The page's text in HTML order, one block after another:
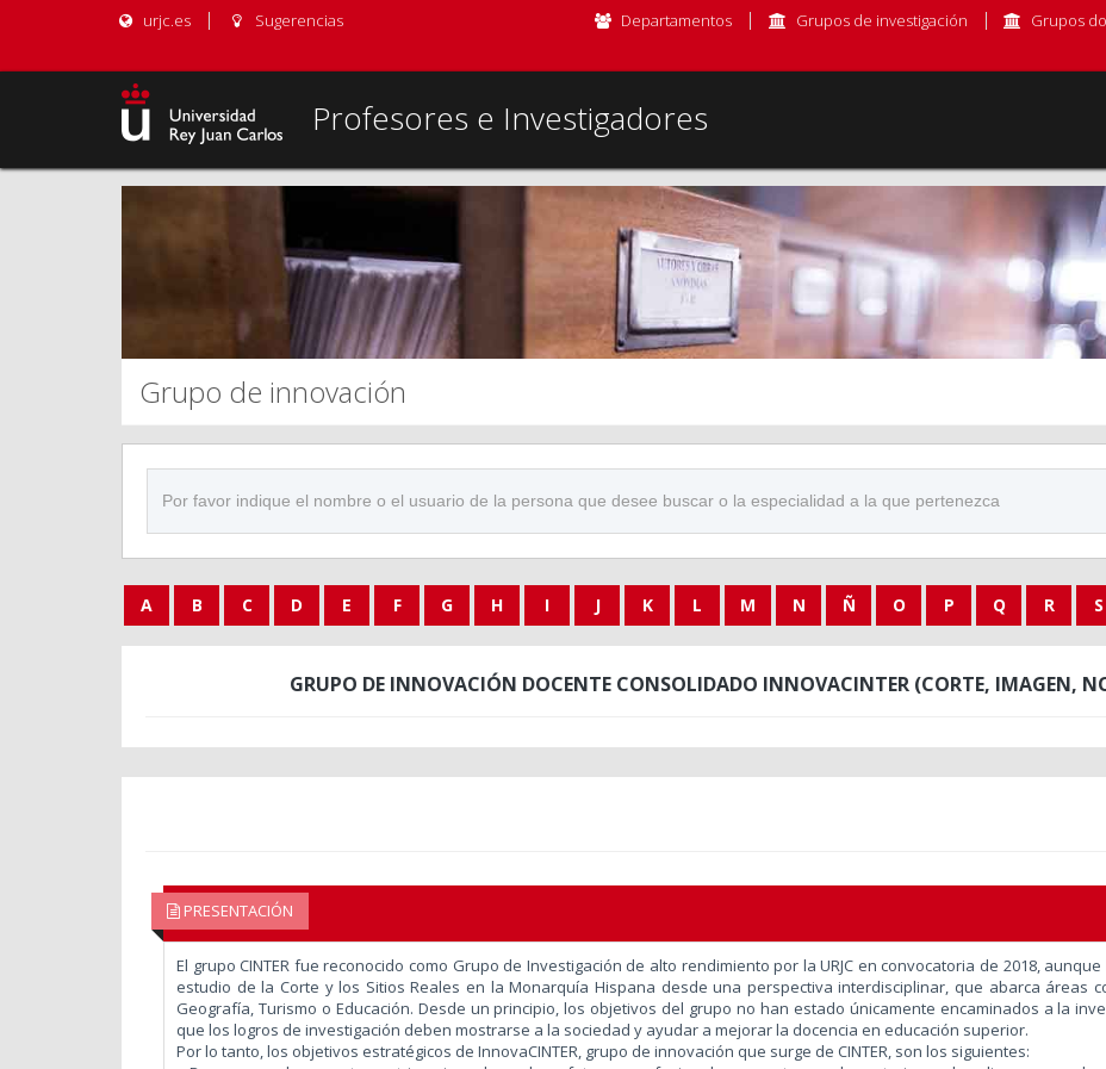
urjc.es Sugerencias Departamentos Grupos de investigación Grupos
Profesores e Investigadores
Grupo de innovación
A B C D E F G H I J K L M N Ñ O P Q R S
GRUPO DE INNOVACIÓN DOCENTE CONSOLIDADO INNOVACINTER (CORTE, IMAGEN,
PRESENTACIÓN
El grupo CINTER fue reconocido como Grupo de Investigación de alto rendimiento por la URJC en convocatoria de 2018,
estudio de la Corte y los Sitios Reales en la Monarquía Hispana desde una perspectiva interdisciplinar, que abarca áreas
Geografía, Turismo o Educación. Desde un principio, los objetivos del grupo no han estado únicamente encaminados a la
que los logros de investigación deben mostrarse a la sociedad y ayudar a mejorar la docencia en educación superior.
Por lo tanto, los objetivos estratégicos de InnovaCINTER, grupo de innovación que surge de CINTER, son los siguientes: